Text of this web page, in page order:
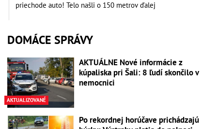
priechode auto! Telo našli o 150 metrov ďalej
DOMÁCE SPRÁVY
AKTUALIZOVANÉ
AKTUÁLNE Nové informácie z
kúpaliska pri Šali: 8 ľudí skončilo v
nemocnici
Po rekordnej horúčave prichádzajú